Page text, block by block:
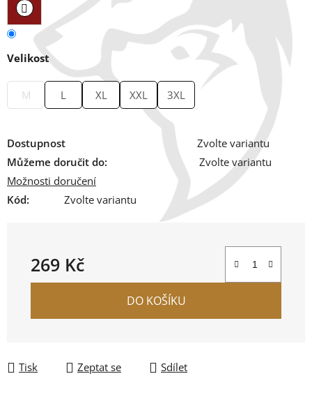
Velikost
M L XL XXL 3XL
Dostupnost
Zvolte variantu
Můžeme doručit do:
Zvolte variantu
Možnosti doručení
Kód:
Zvolte variantu
269 Kč
Měrná cena:
DO KOŠÍKU
Tisk Zeptat se Sdílet